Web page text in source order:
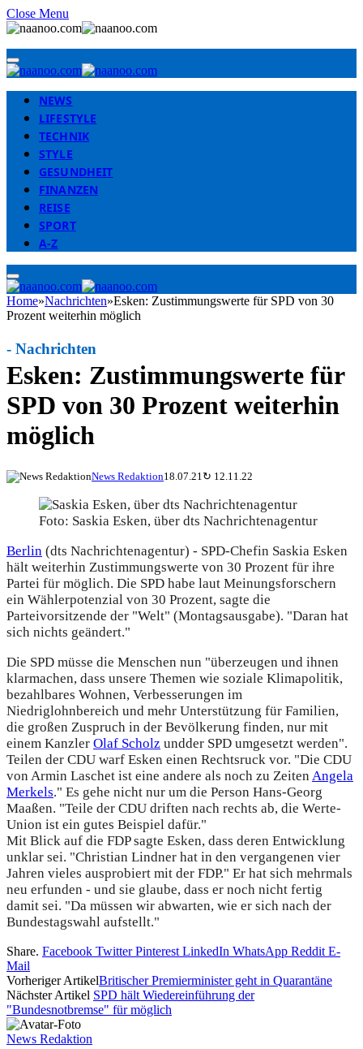
Close Menu
NEWS
LIFESTYLE
TECHNIK
STYLE
GESUNDHEIT
FINANZEN
REISE
SPORT
A-Z
Home»Nachrichten»Esken: Zustimmungswerte für SPD von 30
Prozent weiterhin möglich
Esken: Zustimmungswerte für
SPD von 30 Prozent weiterhin
möglich
- Nachrichten
News Redaktion18.07.21 ↻ 12.11.22
Foto: Saskia Esken, über dts Nachrichtenagentur
Berlin (dts Nachrichtenagentur) - SPD-Chefin Saskia Esken
hält weiterhin Zustimmungswerte von 30 Prozent für ihre
Partei für möglich. Die SPD habe laut Meinungsforschern
ein Wählerpotenzial von 30 Prozent, sagte die
Parteivorsitzende der "Welt" (Montagsausgabe). "Daran hat
sich nichts geändert."
Die SPD müsse die Menschen nun "überzeugen und ihnen
klarmachen, dass unsere Themen wie soziale Klimapolitik,
bezahlbares Wohnen, Verbesserungen im
Niedriglohnbereich und mehr Unterstützung für Familien,
die großen Zuspruch in der Bevölkerung finden, nur mit
einem Kanzler Olaf Scholz undder SPD umgesetzt werden".
Teilen der CDU warf Esken einen Rechtsruck vor. "Die CDU
von Armin Laschet ist eine andere als noch zu Zeiten Angela
Merkels." Es gehe nicht nur um die Person Hans-Georg
Maaßen. "Teile der CDU driften nach rechts ab, die Werte-
Union ist ein gutes Beispiel dafür."
Mit Blick auf die FDP sagte Esken, dass deren Entwicklung
unklar sei. "Christian Lindner hat in den vergangenen vier
Jahren vieles ausprobiert mit der FDP." Er hat sich mehrmals
neu erfunden - und sie glaube, dass er noch nicht fertig
damit sei. "Da müssen wir abwarten, wie er sich nach der
Bundestagswahl aufstellt."
Share. Facebook Twitter Pinterest LinkedIn WhatsApp Reddit E-
Mail
Vorheriger ArtikelBritischer Premierminister geht in Quarantäne
Nächster Artikel SPD hält Wiedereinführung der
"Bundesnotbremse" für möglich
News Redaktion